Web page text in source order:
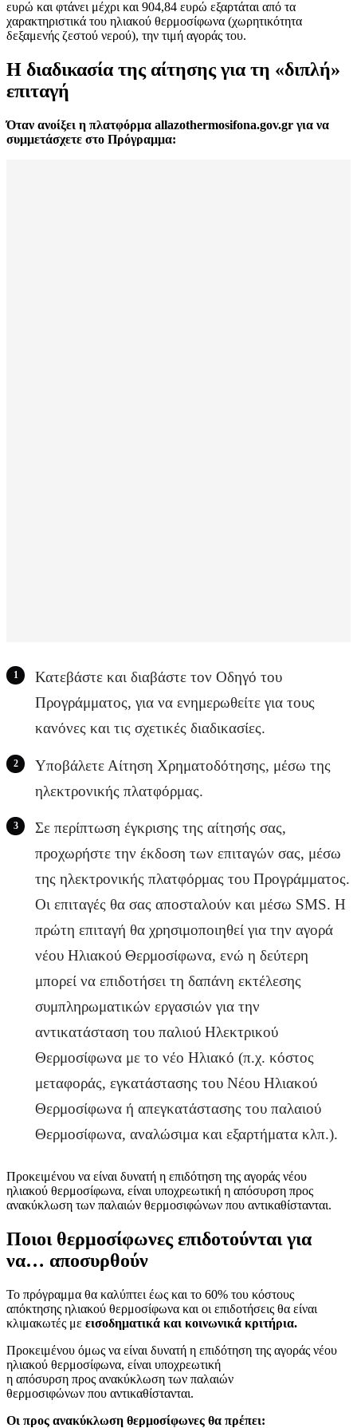
ευρώ και φτάνει μέχρι και 904,84 ευρώ εξαρτάται από τα
χαρακτηριστικά του ηλιακού θερμοσίφωνα (χωρητικότητα
δεξαμενής ζεστού νερού), την τιμή αγοράς του.
Η διαδικασία της αίτησης για τη «διπλή»
επιταγή
Όταν ανοίξει η πλατφόρμα allazothermosifona.gov.gr για να
συμμετάσχετε στο Πρόγραμμα:
Κατεβάστε και διαβάστε τον Οδηγό του
Προγράμματος, για να ενημερωθείτε για τους
κανόνες και τις σχετικές διαδικασίες.
Υποβάλετε Αίτηση Χρηματοδότησης, μέσω της
ηλεκτρονικής πλατφόρμας.
Σε περίπτωση έγκρισης της αίτησής σας,
προχωρήστε την έκδοση των επιταγών σας, μέσω
της ηλεκτρονικής πλατφόρμας του Προγράμματος.
Οι επιταγές θα σας αποσταλούν και μέσω SMS. Η
πρώτη επιταγή θα χρησιμοποιηθεί για την αγορά
νέου Ηλιακού Θερμοσίφωνα, ενώ η δεύτερη
μπορεί να επιδοτήσει τη δαπάνη εκτέλεσης
συμπληρωματικών εργασιών για την
αντικατάσταση του παλιού Ηλεκτρικού
Θερμοσίφωνα με το νέο Ηλιακό (π.χ. κόστος
μεταφοράς, εγκατάστασης του Νέου Ηλιακού
Θερμοσίφωνα ή απεγκατάστασης του παλαιού
Θερμοσίφωνα, αναλώσιμα και εξαρτήματα κλπ.).
Προκειμένου να είναι δυνατή η επιδότηση της αγοράς νέου
ηλιακού θερμοσίφωνα, είναι υποχρεωτική η απόσυρση προς
ανακύκλωση των παλαιών θερμοσιφώνων που αντικαθίστανται.
Ποιοι θερμοσίφωνες επιδοτούνται για
να… αποσυρθούν
Το πρόγραμμα θα καλύπτει έως και το 60% του κόστους
απόκτησης ηλιακού θερμοσίφωνα και οι επιδοτήσεις θα είναι
κλιμακωτές με εισοδηματικά και κοινωνικά κριτήρια.
Προκειμένου όμως να είναι δυνατή η επιδότηση της αγοράς νέου
ηλιακού θερμοσίφωνα, είναι υποχρεωτική
η απόσυρση προς ανακύκλωση των παλαιών
θερμοσιφώνων που αντικαθίστανται.
Οι προς ανακύκλωση θερμοσίφωνες θα πρέπει: